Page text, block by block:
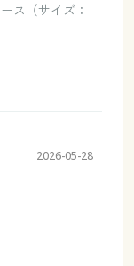
ス（サイズ：
2026-05-28